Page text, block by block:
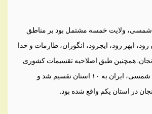
هجری شمسی، ولایت خمسه مشتمل بود بر مناطق
ابهر رود، ایجرود، انگوران، طارمات و خدا
همچنین طبق اصلاحیه تقسیمات کشوری
در تاریخ ۱۹ دی ۱۳۱۶ شمسی، ایران به ۱۰ استان تقسیم شد و
در استان یکم واقع شده بود.